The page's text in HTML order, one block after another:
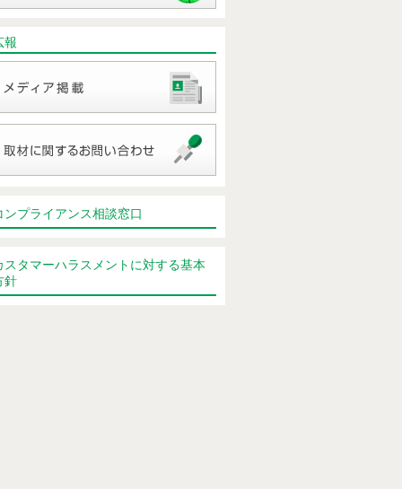
報
ンプライアンス相談窓口
スタマーハラスメントに対する基本
針